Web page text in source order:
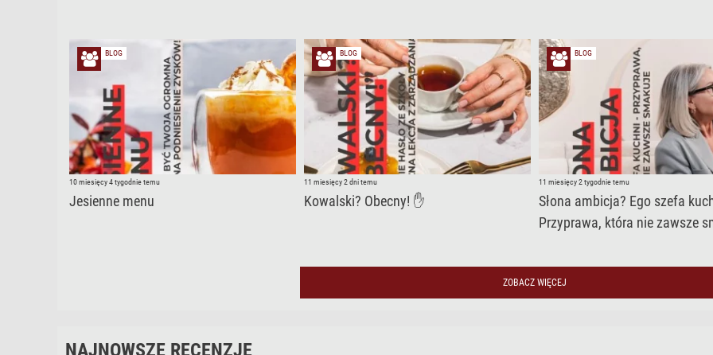
BLOG
10 miesięcy 4 tygodnie temu
Jesienne menu
BLOG
11 miesięcy 2 dni temu
Kowalski? Obecny! ✋
BLOG
11 miesięcy 2 tygodnie temu
Słona ambicja? Ego szefa
Przyprawa, która nie zawsze
ZOBACZ WIĘCEJ
NAJNOWSZE RECENZJE